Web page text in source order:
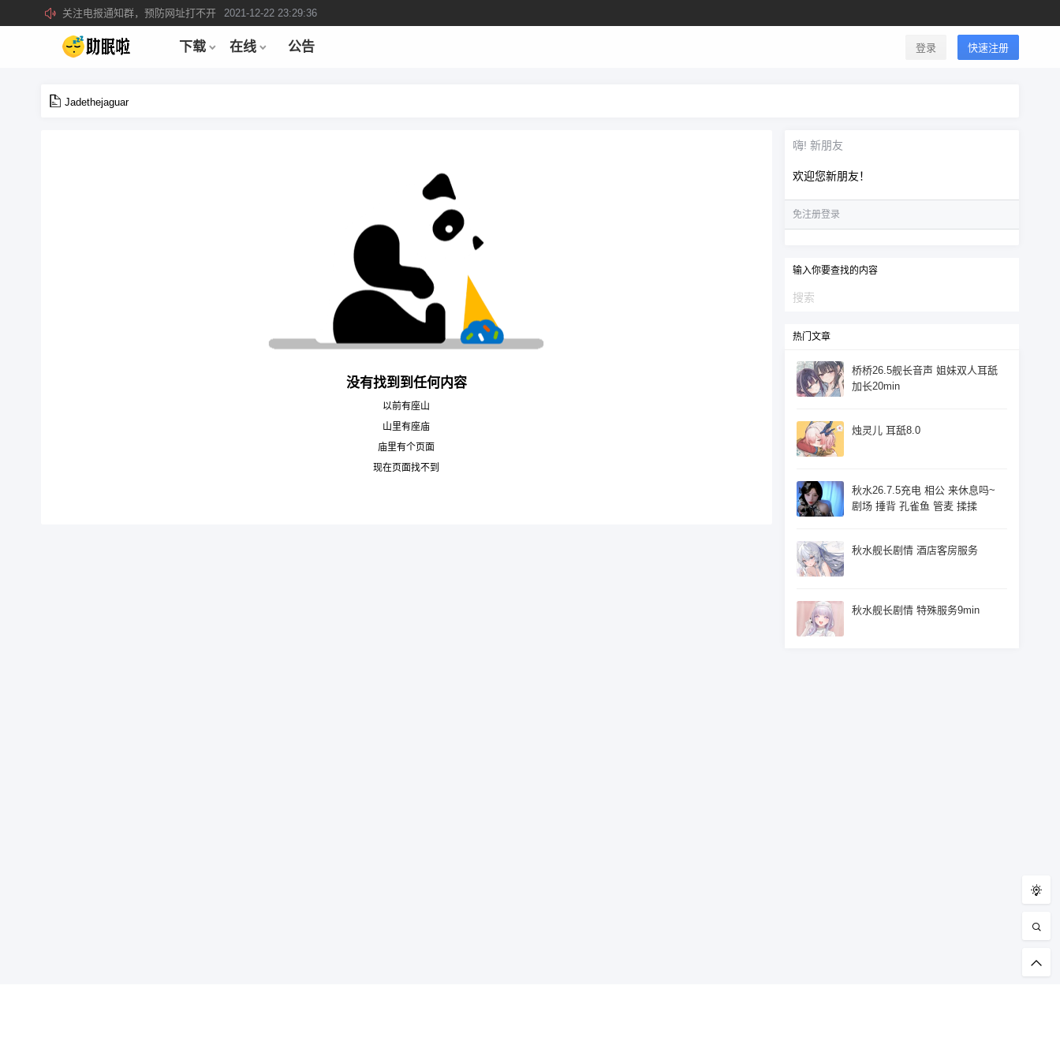
关注电报通知群，预防网址打不开
2021-12-22 23:29:36
所有注册用户记得每日来签到领取积分。
2019-04-01 22:39:39
下载 在线 公告 登录 快速注册
Jadethejaguar
没有找到到任何内容
以前有座山
山里有座庙
庙里有个页面
现在页面找不到
嗨! 新朋友
欢迎您新朋友！
免注册登录
输入你要查找的内容
热门文章
桥桥26.5舰长音声 姐妹双人耳舐
加长20min
烛灵儿 耳舐8.0
秋水26.7.5充电 相公 来休息吗~
剧场 捶背 孔雀鱼 管麦 揉揉
秋水舰长剧情 酒店客房服务
秋水舰长剧情 特殊服务9min
您没有权限发布内容，请购买会员或者提升权